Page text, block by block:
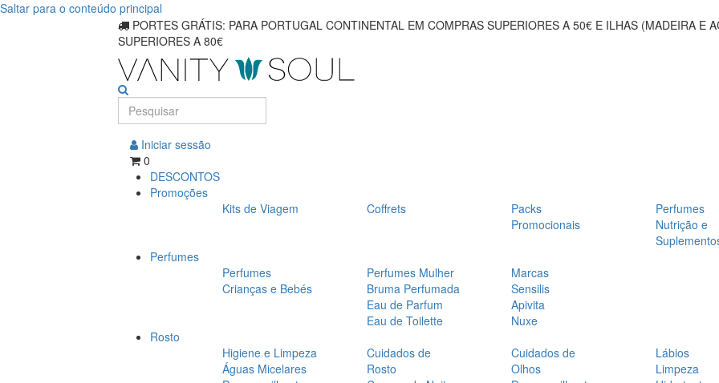
Saltar para o conteúdo principal
PORTES GRÁTIS: PARA PORTUGAL CONTINENTAL EM COMPRAS SUPERIORES A 50€ E ILHAS (MADEIRA E
SUPERIORES A 80€
Iniciar sessão
0
DESCONTOS
Promoções
Kits de Viagem
Coffrets
Packs
Promocionais
Perfumes
Nutrição e
Perfumes
Perfumes
Crianças e Bebés
Perfumes Mulher
Bruma Perfumada
Eau de Parfum
Eau de Toilette
Marcas
Sensilis
Apivita
Nuxe
Rosto
Higiene e Limpeza
Águas Micelares
Cuidados de
Rosto
Cuidados de
Olhos
Lábios
Limpeza